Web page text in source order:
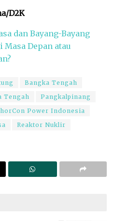
D2K
dan Bayang-Bayang
Depan atau
Bangka Tengah
Tengah
Pangkalpinang
Power Indonesia
Reaktor Nuklir